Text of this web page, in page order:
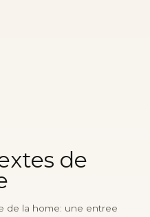
de
de la home: une entree